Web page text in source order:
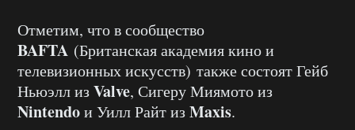
Отметим, что в сообщество
BAFTA (Британская академия кино и
телевизионных искусств) также состоят Гейб
Ньюэлл изValve, Сигеру Миямото из
Nintendoи Уилл Райт изMaxis.